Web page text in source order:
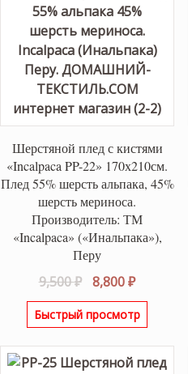
Шерстяной плед с кистями
«Incalpaca PP-22» 170х210см.
Плед 55% шерсть альпака, 45%
шерсть мериноса.
Производитель: ТМ
«Incalpaca» («Инальпака»),
Перу
9,500₽
Первоначальная
цена
составляла
8,800₽Текущая
цена:
8,800 ₽.
Быстрый просмотр